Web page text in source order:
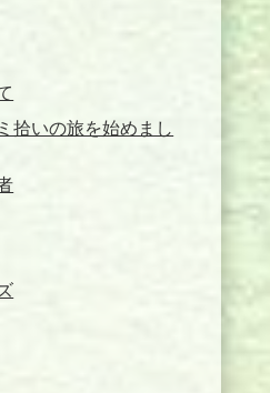
拾いの旅を始めまし